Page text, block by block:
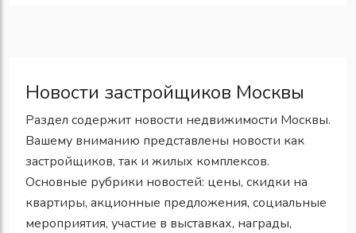
Новости застройщиков Москвы
Раздел содержит новости недвижимости Москвы.
Вашему вниманию представлены новости как
застройщиков, так и жилых комплексов.
Основные рубрики новостей: цены, скидки на
квартиры, акционные предложения, социальные
мероприятия, участие в выставках, награды,